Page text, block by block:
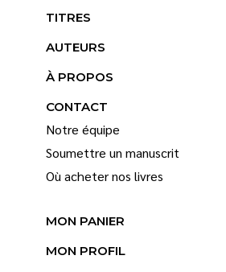
TITRES
AUTEURS
À PROPOS
CONTACT
Notre équipe
Soumettre un manuscrit
Où acheter nos livres
MON PANIER
MON PROFIL